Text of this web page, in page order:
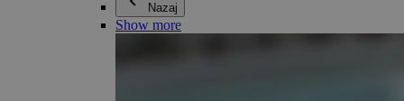
Nazaj
Show more